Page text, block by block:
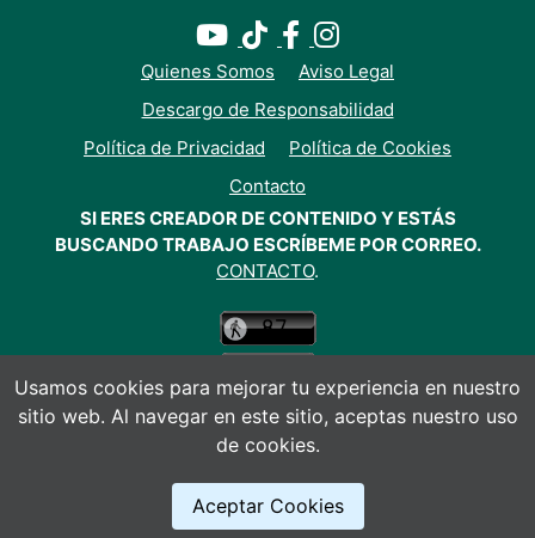
Quienes Somos
Aviso Legal
Descargo de Responsabilidad
Política de Privacidad
Política de Cookies
Contacto
SI ERES CREADOR DE CONTENIDO Y ESTÁS
BUSCANDO TRABAJO ESCRÍBEME POR CORREO.
CONTACTO.
Anuncios
Usamos cookies para mejorar tu experiencia en nuestro
sitio web. Al navegar en este sitio, aceptas nuestro uso
de cookies.
Aceptar Cookies